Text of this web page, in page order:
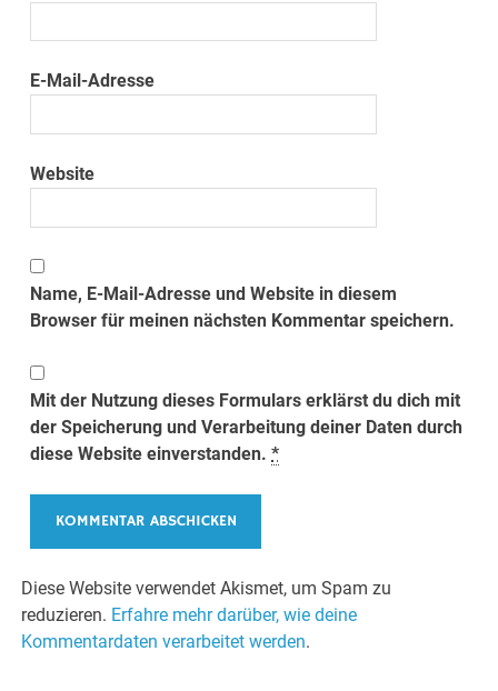
E-Mail-Adresse
Website
Name, E-Mail-Adresse und Website in diesem
Browser für meinen nächsten Kommentar speichern.
Mit der Nutzung dieses Formulars erklärst du dich mit
der Speicherung und Verarbeitung deiner Daten durch
diese Website einverstanden.*
Diese Website verwendet Akismet, um Spam zu
reduzieren. Erfahre mehr darüber, wie deine
Kommentardaten verarbeitet werden.